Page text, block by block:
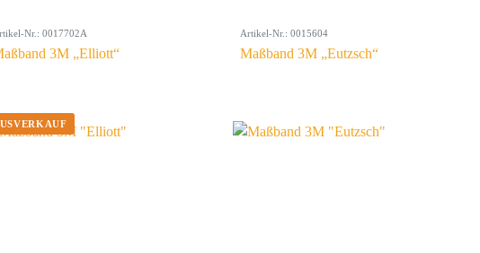
Nr.: 0017702A
3M „Elliott“
Artikel-Nr.: 0015604
Maßband 3M „Eutzsch“